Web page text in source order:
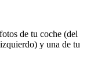
de tu coche (del
y una de tu